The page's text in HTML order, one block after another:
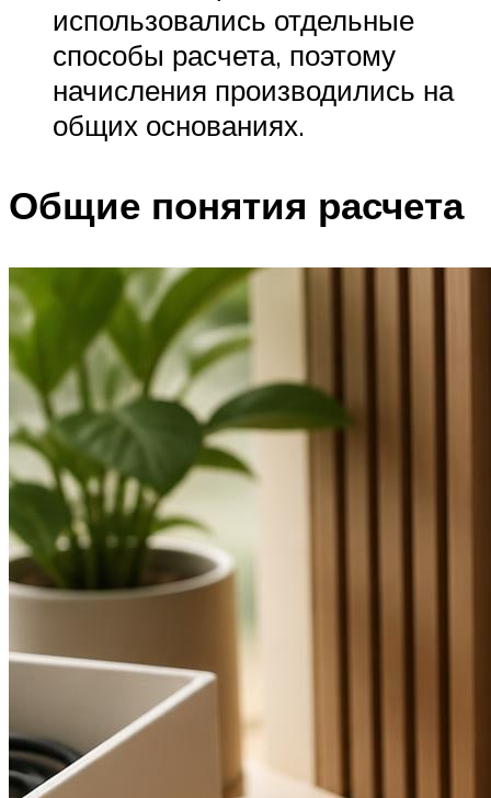
использовались отдельные
способы расчета, поэтому
начисления производились на
общих основаниях.
Общие понятия расчета